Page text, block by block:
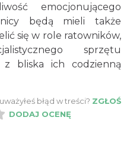
na Górze Birów
emocjonującego
będą mieli także
się w role ratowników,
sprzętu
bliska ich codzienną
błąd w treści? ZGŁOŚ
DODAJ OCENĘ